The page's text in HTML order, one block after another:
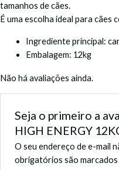
tamanhos de cães.
É uma escolha ideal para cães
Ingrediente principal:
Embalagem: 12kg
Não há avaliações ainda.
Seja o primeiro a
HIGH ENERGY
O seu endereço de e-mail
obrigatórios são marcados